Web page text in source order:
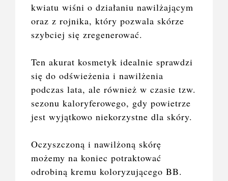
kwiatu wiśni o działaniu nawilżającym
oraz z rojnika, który pozwala skórze
szybciej się zregenerować.
Ten akurat kosmetyk idealnie sprawdzi
się do odświeżenia i nawilżenia
podczas lata, ale również w czasie tzw.
sezonu kaloryferowego, gdy powietrze
jest wyjątkowo niekorzystne dla skóry.
Oczyszczoną i nawilżoną skórę
możemy na koniec potraktować
odrobiną kremu koloryzującego BB.